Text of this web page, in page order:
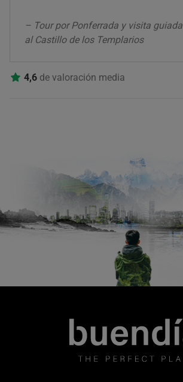
– Tour por Ponferrada y visita guiada
al Castillo de los Templarios
4,6 de valoración media